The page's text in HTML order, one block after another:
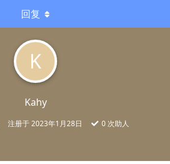
K
Kahy
注册于2023年1月28日 0次助人
回复